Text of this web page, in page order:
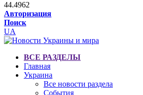
44.4962
Авторизация
Поиск
UA
ВСЕ РАЗДЕЛЫ
Главная
Украина
Все новости раздела
События